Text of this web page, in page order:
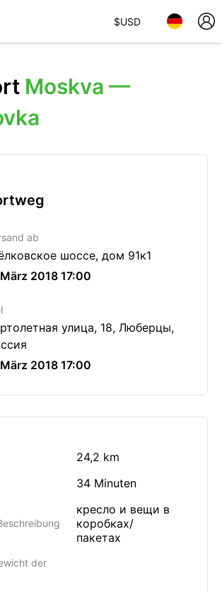
$USD
Moskva —
ab
шоссе, дом 91к1
2018 17:00
улица, 18, Люберцы,
2018 17:00
24,2 km
34 Minuten
кресло и вещи в
коробках/
пакетах
der